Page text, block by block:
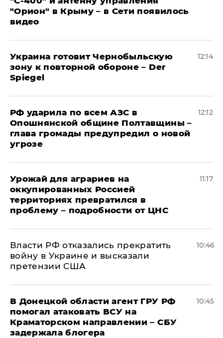
"Орион" в Крыму – в Сети появилось
видео
Украина готовит Чернобыльскую
зону к повторной обороне – Der
Spiegel
12:14
РФ ударила по всем АЗС в
Опошнянской общине Полтавщины –
глава громады предупредил о новой
угрозе
12:12
Урожай для аграриев на
оккупированных Россией
территориях превратился в
проблему – подробности от ЦНС
11:17
Власти РФ отказались прекратить
войну в Украине и высказали
претензии США
10:46
В Донецкой области агент ГРУ РФ
помогал атаковать ВСУ на
Краматорском направлении – СБУ
задержала блогера
10:45